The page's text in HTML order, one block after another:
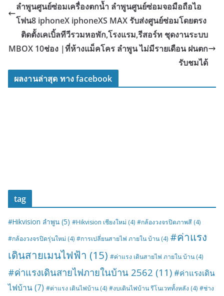
ลำพูนศูนย์ซ่อมเครื่องตกน้ำ ลำพูนศูนย์ซ่อมจอมือถือไอ
โฟน8 iphoneX iphoneXS MAX รับส่งศูนย์ซ่อมโดยตรง
ติดตั้งเคเบิ้ลทีวีรวมหอพัก,โรงแรม,รีสอร์ท ชุดงานระบบ
MBOX 10ช่อง |ที่ห้างแม็คโคร ลำพูน ไม่มีรายเดือน ฝนตก
รับชมได้
ผลงานล่าสุด ทาง facebook
tag
#Hikvision ลำพูน (5) #Hikvision เชียงใหม่ (4) #กล้องวงจรปิดภาพสี (4)
#กล้องวงจรปิดรุ่นใหม่ (4) #การเปลี่ยนสายไฟ ภายใน บ้าน (4) #ค่าแรง
เดินสายเมนไฟฟ้า (15) #ค่าแรง เดินสายไฟ ภายใน บ้าน (4)
#ค่าแรงเดินสายไฟภายในบ้าน 2562 (11) #ค่าแรงเดิน
ไฟบ้าน(7) #ค่าแรง เดินไฟบ้าน (4) #งบเดินไฟบ้าน รีโนเวททั้งหลัง (4) #ช่าง